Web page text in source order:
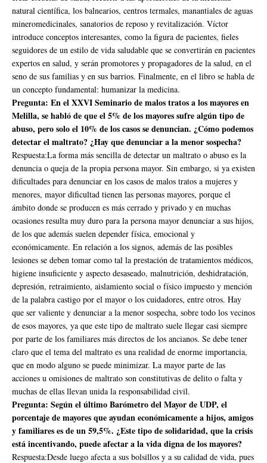
natural científica, los balnearios, centros termales, manantiales de aguas
mineromedicinales, sanatorios de reposo y revitalización. Víctor
introduce conceptos interesantes, como la figura de pacientes, fieles
seguidores de un estilo de vida saludable que se convertirán en pacientes
expertos en salud, y serán promotores y propagadores de la salud, en el
seno de sus familias y en sus barrios. Finalmente, en el libro se habla de
un concepto fundamental: humanizar la medicina.
Pregunta: En el XXVI Seminario de malos tratos a los mayores en
Melilla, se habló de que el 5% de los mayores sufre algún tipo de
abuso, pero solo el 10% de los casos se denuncian. ¿Cómo podemos
detectar el maltrato? ¿Hay que denunciar a la menor sospecha?
Respuesta:La forma más sencilla de detectar un maltrato o abuso es la
denuncia o queja de la propia persona mayor. Sin embargo, si ya existen
dificultades para denunciar en los casos de malos tratos a mujeres y
menores, mayor dificultad tienen las personas mayores, porque el
ámbito donde se producen es más cerrado y privado y en muchas
ocasiones resulta muy duro para la persona mayor denunciar a sus hijos,
de los que además suelen depender física, emocional y
económicamente. En relación a los signos, además de las posibles
lesiones se deben tomar como tal la prestación de tratamientos médicos,
higiene insuficiente y aspecto desaseado, malnutrición, deshidratación,
depresión, retraimiento, aislamiento social o físico impuesto y mención
de la palabra castigo por el mayor o los cuidadores, entre otros. Hay
que ser valiente y denunciar a la menor sospecha, sobre todo los vecinos
de esos mayores, ya que este tipo de maltrato suele llegar casi siempre
por parte de los familiares más directos de los ancianos. Se debe tener
claro que el tema del maltrato es una realidad de enorme importancia,
que en modo alguno se puede minimizar. La mayor parte de las
acciones u omisiones de maltrato son constitutivas de delito o falta y
muchas de ellas llevan unida la responsabilidad civil.
Pregunta: Según el último Barómetro del Mayor de UDP, el
porcentaje de mayores que ayudan económicamente a hijos, amigos
y familiares es de un 59,5%. ¿Este tipo de solidaridad, que la crisis
está incentivando, puede afectar a la vida digna de los mayores?
Respuesta:Desde luego afecta a sus bolsillos y a su calidad de vida, pues